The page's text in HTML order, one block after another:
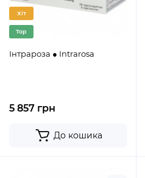
Хіт
Top
Інтрароза ● Intrarosa
5 857 грн
До кошика